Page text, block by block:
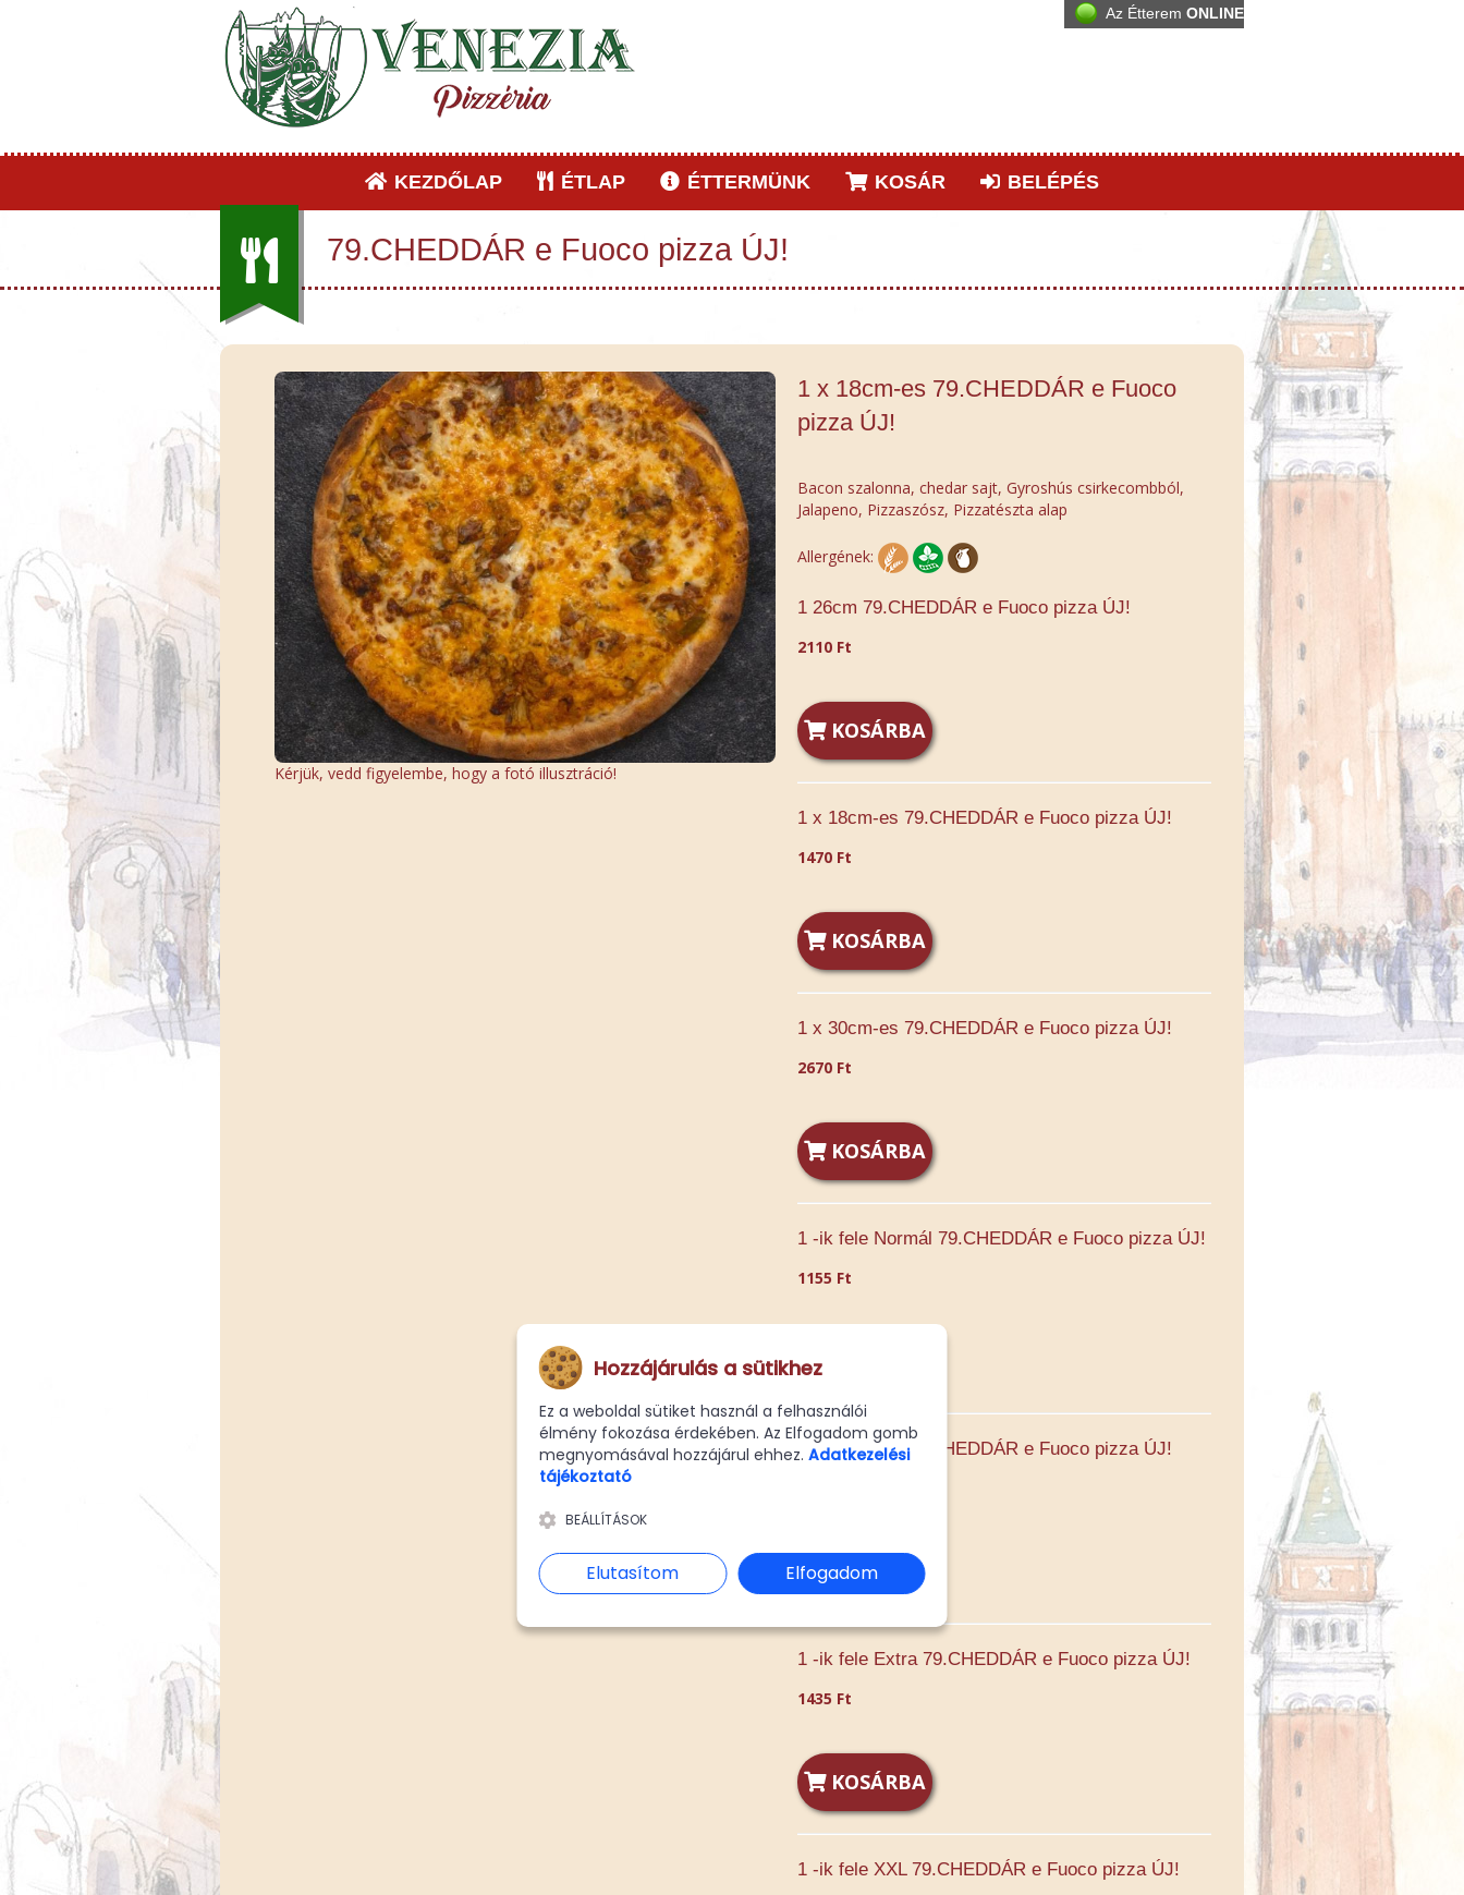
Az Étterem ONLINE
KEZDŐLAP ÉTLAP ÉTTERMÜNK KOSÁR BELÉPÉS
79.CHEDDÁR e Fuoco pizza ÚJ!
Kérjük, vedd figyelembe, hogy a fotó illusztráció!
1 x 18cm-es 79.CHEDDÁR e Fuoco
pizza ÚJ!
Bacon szalonna, chedar sajt, Gyroshús csirkecombból,
Jalapeno, Pizzaszósz, Pizzatészta alap
Allergének:
1 26cm 79.CHEDDÁR e Fuoco pizza ÚJ!
2110 Ft
KOSÁRBA
1 x 18cm-es 79.CHEDDÁR e Fuoco pizza ÚJ!
1470 Ft
KOSÁRBA
1 x 30cm-es 79.CHEDDÁR e Fuoco pizza ÚJ!
2670 Ft
KOSÁRBA
1 -ik fele Normál 79.CHEDDÁR e Fuoco pizza ÚJ!
1155 Ft
1 x 42cm-es 79.CHEDDÁR e Fuoco pizza ÚJ!
KOSÁRBA
1 -ik fele Extra 79.CHEDDÁR e Fuoco pizza ÚJ!
1435 Ft
KOSÁRBA
1 -ik fele XXL 79.CHEDDÁR e Fuoco pizza ÚJ!
Hozzájárulás a sütikhez
Ez a weboldal sütiket használ a felhasználói
élmény fokozása érdekében. Az Elfogadom gomb
megnyomásával hozzájárul ehhez. Adatkezelési
tájékoztató
BEÁLLÍTÁSOK
Elutasítom Elfogadom